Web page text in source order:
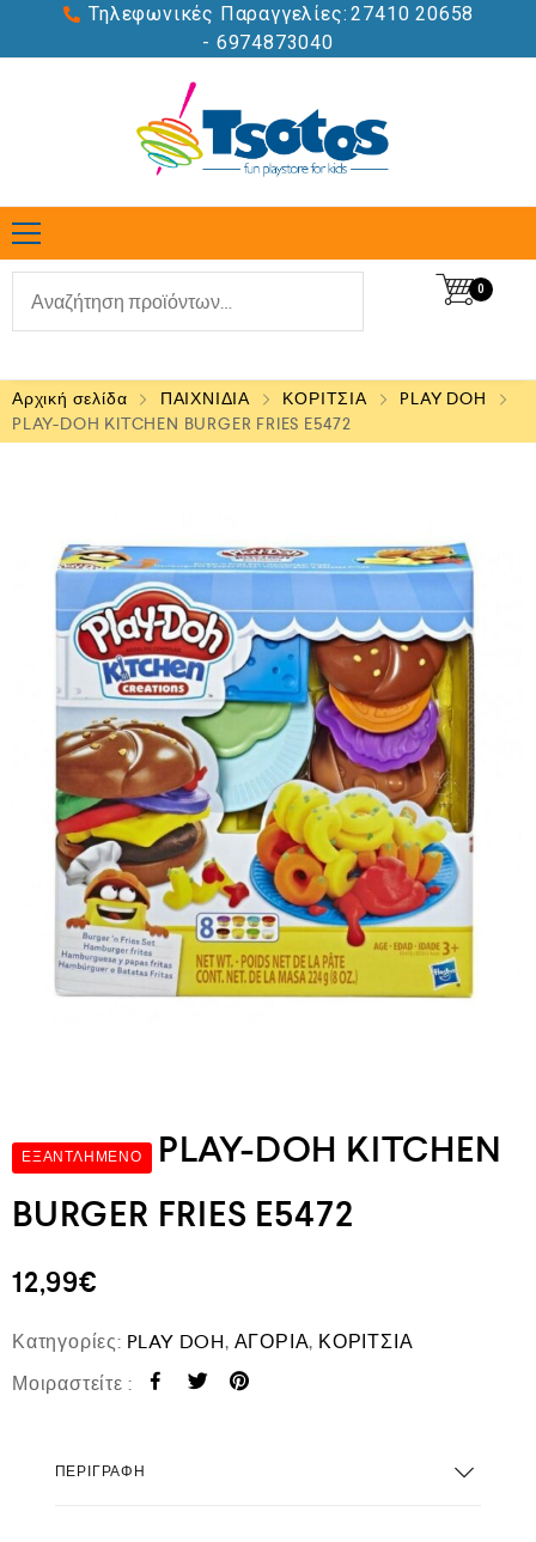
Τηλεφωνικές Παραγγελίες: 27410 20658
- 6974873040
0
Αρχική σελίδα ΠΑΙΧΝΙΔΙΑ ΚΟΡΙΤΣΙΑ
PLAY DOH
PLAY-DOH KITCHEN BURGER FRIES E5472
ΕΞΑΝΤΛΗΜΈΝΟ
PLAY-DOH KITCHEN
BURGER FRIES E5472
12,99€
Κατηγορίες: PLAY DOH, ΑΓΟΡΙΑ, ΚΟΡΙΤΣΙΑ
Μοιραστείτε :
ΠΕΡΙΓΡΑΦΉ